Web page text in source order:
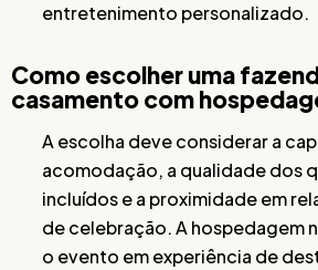
entretenimento personalizado.
Como escolher uma
casamento com
A escolha deve considerar a
acomodação, a qualidade dos
incluídos e a proximidade em
de celebração. A hospedagem
o evento em experiência de